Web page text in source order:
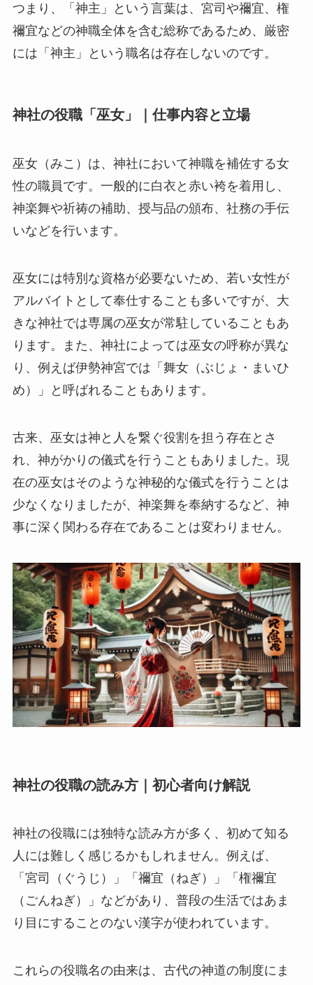
つまり、「神主」という言葉は、宮司や禰宜、権
禰宜などの神職全体を含む総称であるため、厳密
には「神主」という職名は存在しないのです。
神社の役職「巫女」｜仕事内容と立場
巫女（みこ）は、神社において神職を補佐する女
性の職員です。一般的に白衣と赤い袴を着用し、
神楽舞や祈祷の補助、授与品の頒布、社務の手伝
いなどを行います。
巫女には特別な資格が必要ないため、若い女性が
アルバイトとして奉仕することも多いですが、大
きな神社では専属の巫女が常駐していることもあ
ります。また、神社によっては巫女の呼称が異な
り、例えば伊勢神宮では「舞女（ぶじょ・まいひ
め）」と呼ばれることもあります。
古来、巫女は神と人を繋ぐ役割を担う存在とさ
れ、神がかりの儀式を行うこともありました。現
在の巫女はそのような神秘的な儀式を行うことは
少なくなりましたが、神楽舞を奉納するなど、神
事に深く関わる存在であることは変わりません。
神社の役職の読み方｜初心者向け解説
神社の役職には独特な読み方が多く、初めて知る
人には難しく感じるかもしれません。例えば、
「宮司（ぐうじ）」「禰宜（ねぎ）」「権禰宜
（ごんねぎ）」などがあり、普段の生活ではあま
り目にすることのない漢字が使われています。
これらの役職名の由来は、古代の神道の制度にま